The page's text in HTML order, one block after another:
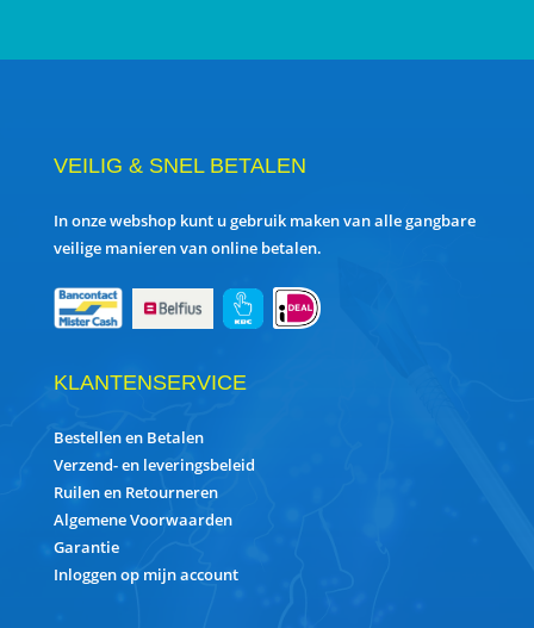
VEILIG & SNEL BETALEN
In onze webshop kunt u gebruik maken van alle gangbare
veilige manieren van online betalen.
KLANTENSERVICE
Bestellen en Betalen
Verzend- en leveringsbeleid
Ruilen en Retourneren
Algemene Voorwaarden
Garantie
Inloggen op mijn account